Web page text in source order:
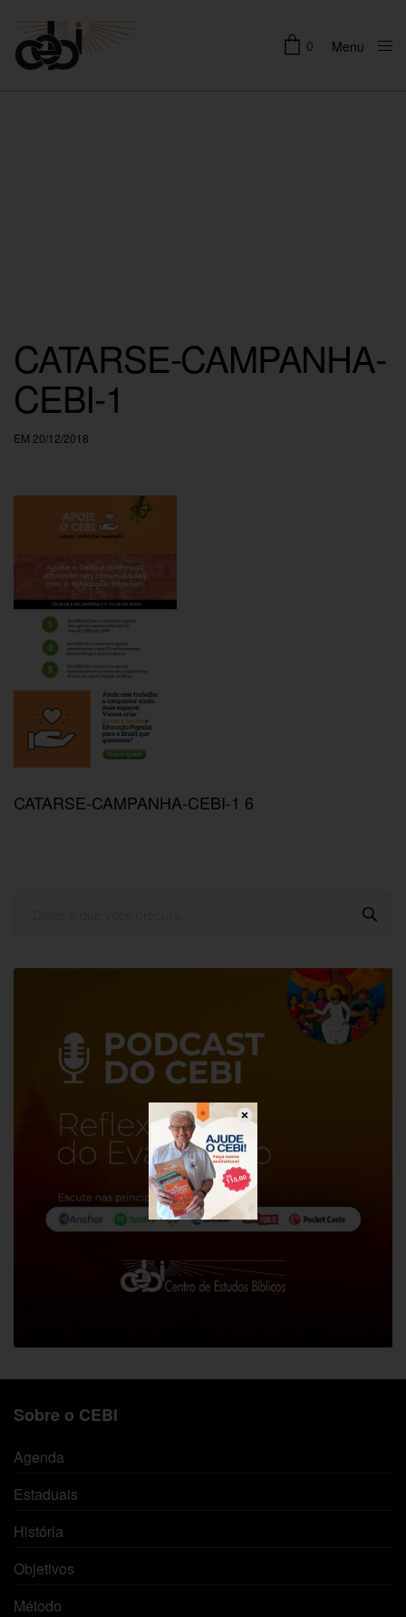
0 Menu
CATARSE-CAMPANHA-
CEBI-1
EM 20/12/2018
CATARSE-CAMPANHA-CEBI-1 6
Sobre o CEBI
Agenda
Estaduais
História
Objetivos
Método